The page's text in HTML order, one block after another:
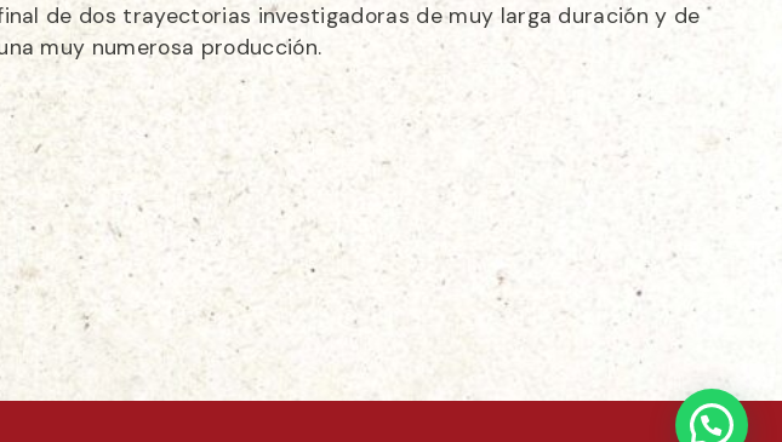
de dos trayectorias investigadoras de muy larga duración y de
muy numerosa producción.